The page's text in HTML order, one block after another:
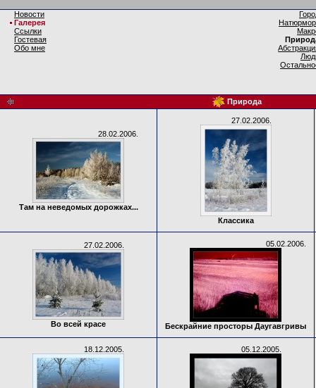
Новости
Галерея
Ссылки
Гостевая
Обо мне
Природа
28.02.2006.
Там на неведомых дорожках...
27.02.2006.
Классика
27.02.2006.
Во всей красе
05.02.2006.
Бескрайние просторы Даугавгривы
18.12.2005. 05.12.2005.